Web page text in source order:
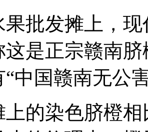
果批发摊上，
这是正宗赣南
中国赣南无公
上的染色脐橙